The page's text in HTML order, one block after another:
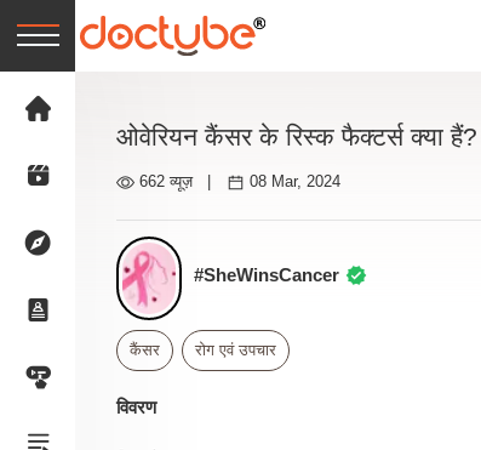
ओवेरियन कैंसर के रिस्क फैक्टर्स क्या हैं?
662 व्यूज़ 08 Mar, 2024
#SheWinsCancer
कैंसर रोग एवं उपचार
विवरण